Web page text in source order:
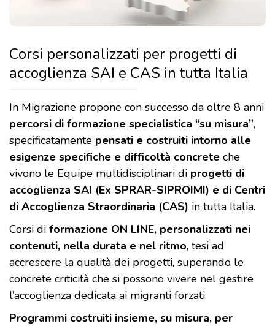
Corsi personalizzati per progetti di
accoglienza SAI e CAS in tutta Italia
In Migrazione propone con successo da oltre 8 anni
percorsi di formazione specialistica “su misura”,
specificatamente pensati e costruiti intorno alle
esigenze specifiche e difficoltà concrete che
vivono le Equipe multidisciplinari di progetti di
accoglienza SAI (Ex SPRAR-SIPROIMI) e di Centri
di Accoglienza Straordinaria (CAS) in tutta Italia.
Corsi di formazione ON LINE, personalizzati nei
contenuti, nella durata e nel ritmo, tesi ad
accrescere la qualità dei progetti, superando le
concrete criticità che si possono vivere nel gestire
l’accoglienza dedicata ai migranti forzati.
Programmi costruiti insieme, su misura, per